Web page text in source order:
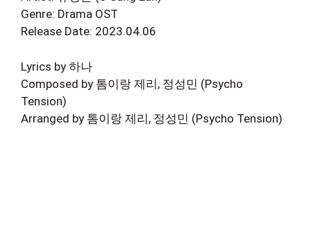
Genre: Drama OST
Release Date: 2023.04.06
Lyrics by 하나
Composed by 톰이랑 제리, 정성민 (Psycho
Tension)
Arranged by 톰이랑 제리, 정성민 (Psycho Tension)